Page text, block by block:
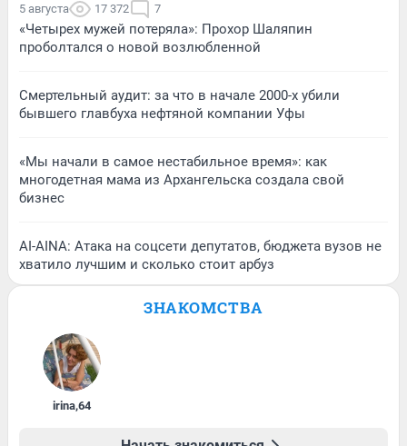
5 августа 17 372 7
«Четырех мужей потеряла»: Прохор Шаляпин
проболтался о новой возлюбленной
Смертельный аудит: за что в начале 2000-х убили
бывшего главбуха нефтяной компании Уфы
«Мы начали в самое нестабильное время»: как
многодетная мама из Архангельска создала свой
бизнес
AI-AINA: Атака на соцсети депутатов, бюджета вузов не
хватило лучшим и сколько стоит арбуз
ЗНАКОМСТВА
irina,64